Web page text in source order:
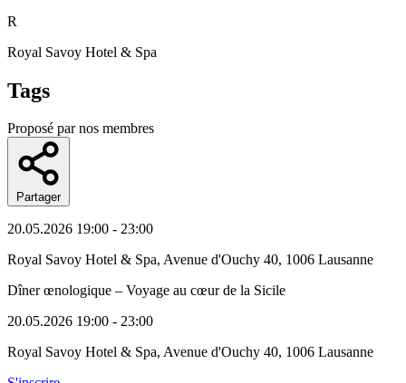
R
Royal Savoy Hotel & Spa
Tags
Proposé par nos membres
Partager
20.05.2026 19:00 - 23:00
Royal Savoy Hotel & Spa, Avenue d'Ouchy 40, 1006 Lausanne
Dîner œnologique – Voyage au cœur de la Sicile
20.05.2026 19:00 - 23:00
Royal Savoy Hotel & Spa, Avenue d'Ouchy 40, 1006 Lausanne